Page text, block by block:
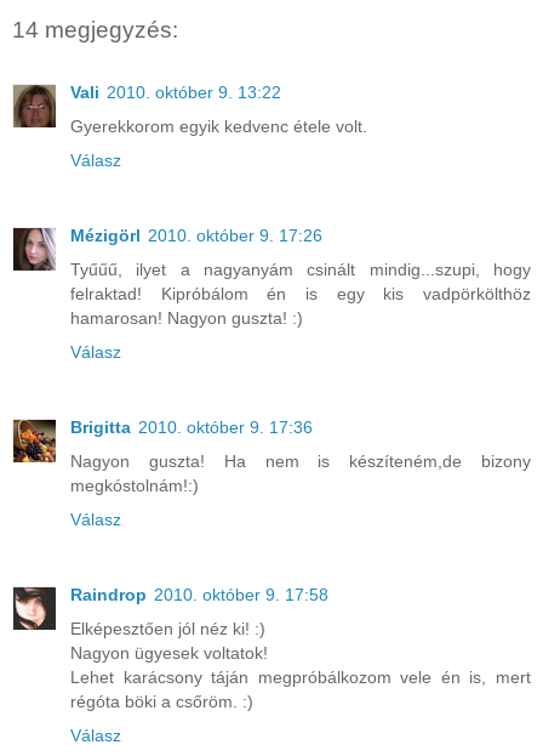
14 megjegyzés:
Vali 2010. október 9. 13:22
Gyerekkorom egyik kedvenc étele volt.
Válasz
Mézigörl 2010. október 9. 17:26
Tyűűű, ilyet a nagyanyám csinált mindig...szupi, hogy
felraktad! Kipróbálom én is egy kis vadpörkölthöz
hamarosan! Nagyon guszta! :)
Válasz
Brigitta 2010. október 9. 17:36
Nagyon guszta! Ha nem is készíteném,de bizony
megkóstolnám!:)
Válasz
Raindrop 2010. október 9. 17:58
Elképesztően jól néz ki! :)
Nagyon ügyesek voltatok!
Lehet karácsony táján megpróbálkozom vele én is, mert
régóta böki a csőröm. :)
Válasz